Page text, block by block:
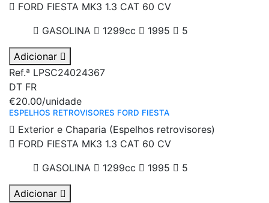
FORD FIESTA MK3 1.3 CAT 60 CV
GASOLINA
1299cc 1995 5
Adicionar
Ref.ª LPSC24024367
DT FR
€20.00/unidade
ESPELHOS RETROVISORES FORD FIESTA
Exterior e Chaparia (Espelhos retrovisores)
FORD FIESTA MK3 1.3 CAT 60 CV
GASOLINA
1299cc 1995 5
Adicionar